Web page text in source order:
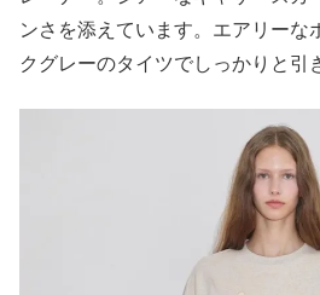
ンさを添えています。エアリーな
クグレーのタイツでしっかりと引